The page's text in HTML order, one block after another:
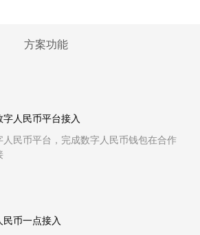
方案功能
人民币平台接入
民币平台，完成数字人民币钱包在合作
币一点接入